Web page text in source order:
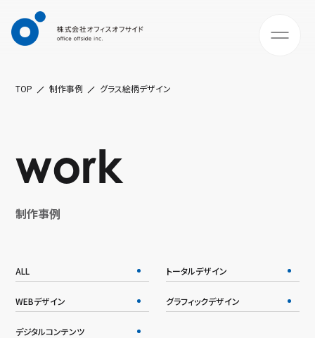
TOP 制作事例 グラス絵柄デザイン
work
制作事例
ALL トータルデザイン
WEBデザイン グラフィックデザイン
デジタルコンテンツ